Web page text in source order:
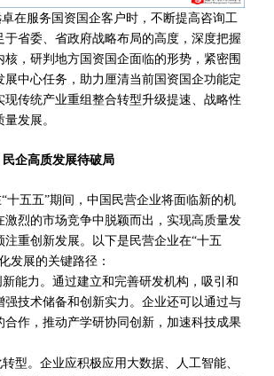
在服务国资国企客户时，不断提高咨询工
于省委、省政府战略布局的高度，深度把握
核，研判地方国资国企面临的形势，紧密围
展中心任务，助力厘清当前国资国企功能定
现传统产业重组整合转型升级提速、战略性
发展。
企高质发展待破局
十五五”期间，中国民营企业将面临新的机
激烈的市场竞争中脱颖而出，实现高质量发
注重创新发展。以下是民营企业在“十五
发展的关键路径：
能力。通过建立和完善研发机构，吸引和
强技术储备和创新实力。企业还可以通过与
合作，推动产学研协同创新，加速科技成果
型。企业应积极应用大数据、人工智能、